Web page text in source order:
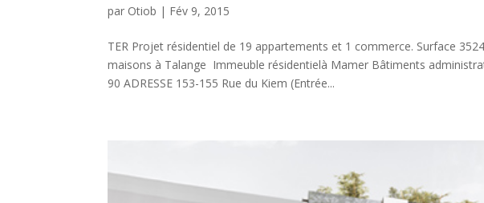
par Otiob | Fév 9, 2015
TER Projet résidentiel de 19 appartements et 1 commerce. Surface
maisons à Talange Immeuble résidentielà Mamer Bâtiments
90 ADRESSE 153-155 Rue du Kiem (Entrée...